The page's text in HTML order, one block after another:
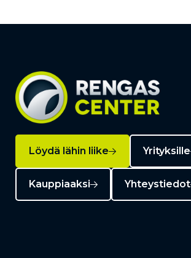
Löydä lähin liike Yrityksille
Kauppiaaksi Yhteystiedot